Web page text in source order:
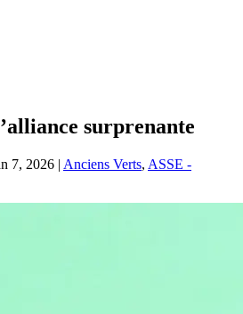
surprenante
7, 2026 | Anciens Verts, ASSE -